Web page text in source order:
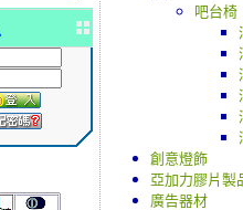
吧台椅
創意燈飾
亞加力膠片製
廣告器材